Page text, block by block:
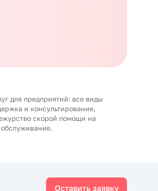
для предприятий: все виды
и консультирование,
скорой помощи на
Оставить заявку